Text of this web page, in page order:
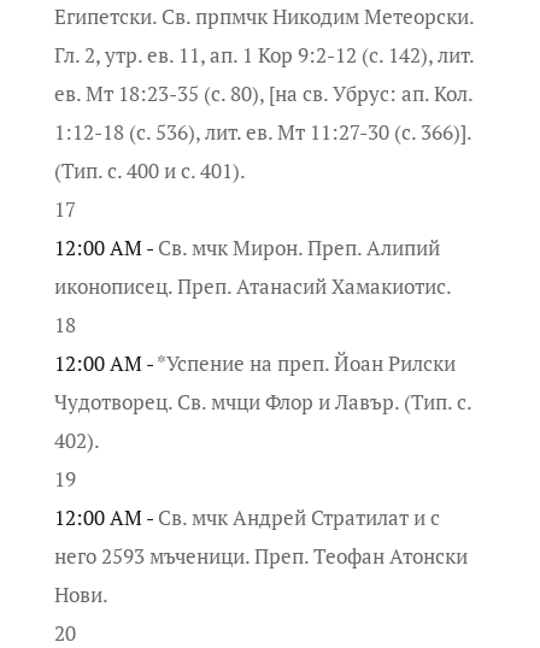
Египетски. Св. прпмчк Никодим Метеорски.
Гл. 2, утр. ев. 11, ап. 1 Кор 9:2-12 (с. 142), лит.
ев. Мт 18:23-35 (с. 80), [на св. Убрус: ап. Кол.
1:12-18 (с. 536), лит. ев. Мт 11:27-30 (с. 366)].
(Тип. с. 400 и с. 401).
17
12:00 AM - Св. мчк Мирон. Преп. Алипий
иконописец. Преп. Атанасий Хамакиотис.
18
12:00 AM -*Успение на преп. Йоан Рилски
Чудотворец. Св. мчци Флор и Лавър. (Тип. с.
402).
19
12:00 AM - Св. мчк Андрей Стратилат и с
него 2593 мъченици. Преп. Теофан Атонски
Нови.
20